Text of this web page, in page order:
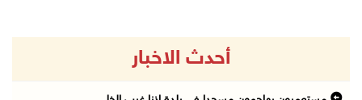
أحدث الاخبار